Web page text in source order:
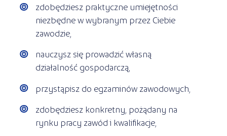
zdobędziesz praktyczne umiejętności
niezbędne w wybranym przez Ciebie
zawodzie,
nauczysz się prowadzić własną
działalność gospodarczą,
przystąpisz do egzaminów zawodowych,
zdobędziesz konkretny, pożądany na
rynku pracy zawód i kwalifikacje,